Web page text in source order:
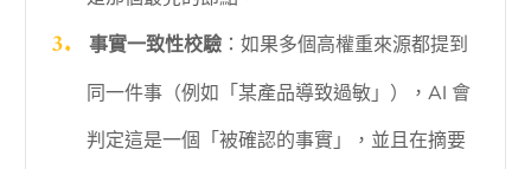
事實一致性校驗：如果多個高權重來源都提到
同一件事（例如「某產品導致過敏」），AI 會
判定這是一個「被確認的事實」，並且在摘要